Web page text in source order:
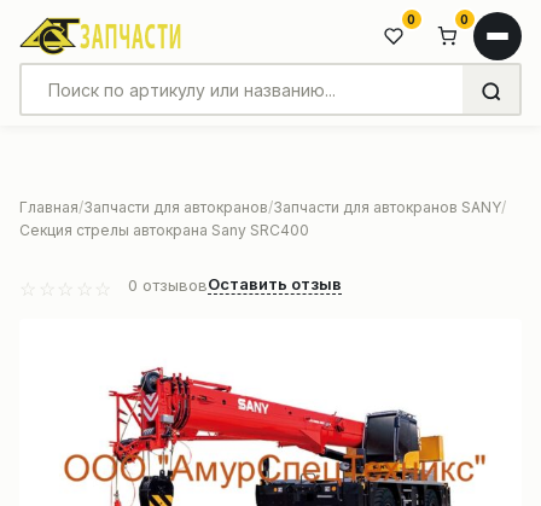
0 0
Главная Запчасти для автокранов Запчасти для автокранов SANY
Секция стрелы автокрана Sany SRC400
0 отзывовОставить отзыв